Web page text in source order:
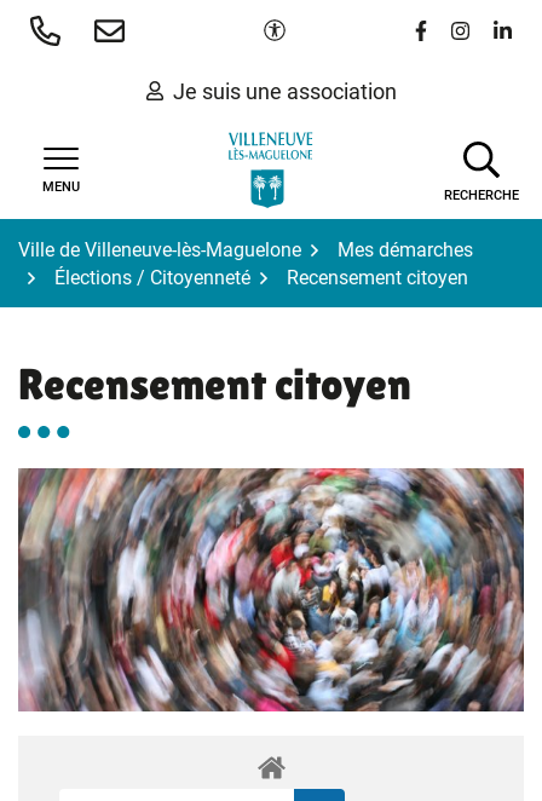
Aller
Paramètres d'accessibilité
Lien vers le
Lien vers
Lien
Je suis une association
MENU
RECHERCHE
Ville de Villeneuve-lès-Maguelone
Mes démarches
Élections / Citoyenneté
Recensement citoyen
Recensement citoyen